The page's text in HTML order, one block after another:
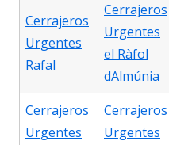
Cerrajeros
Urgentes
Rafal
Cerrajeros
Urgentes
el Ràfol
dAlmúnia
Cerrajeros
Urgentes
Cerrajeros
Urgentes